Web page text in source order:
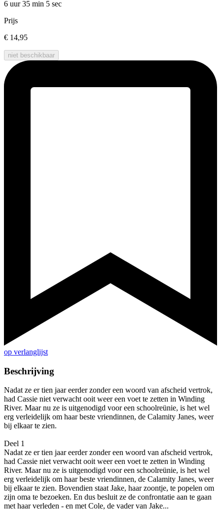
6 uur 35 min 5 sec
Prijs
€ 14,95
niet beschikbaar
op verlanglijst
Beschrijving
Nadat ze er tien jaar eerder zonder een woord van afscheid vertrok,
had Cassie niet verwacht ooit weer een voet te zetten in Winding
River. Maar nu ze is uitgenodigd voor een schoolreünie, is het wel
erg verleidelijk om haar beste vriendinnen, de Calamity Janes, weer
bij elkaar te zien.
Deel 1
Nadat ze er tien jaar eerder zonder een woord van afscheid vertrok,
had Cassie niet verwacht ooit weer een voet te zetten in Winding
River. Maar nu ze is uitgenodigd voor een schoolreünie, is het wel
erg verleidelijk om haar beste vriendinnen, de Calamity Janes, weer
bij elkaar te zien. Bovendien staat Jake, haar zoontje, te popelen om
zijn oma te bezoeken. En dus besluit ze de confrontatie aan te gaan
met haar verleden - en met Cole, de vader van Jake...